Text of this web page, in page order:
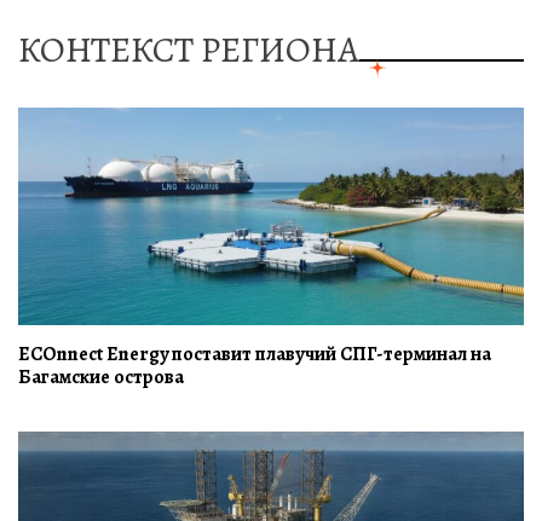
КОНТЕКСТ РЕГИОНА
ECOnnect Energy поставит плавучий СПГ-терминал на
Багамские острова